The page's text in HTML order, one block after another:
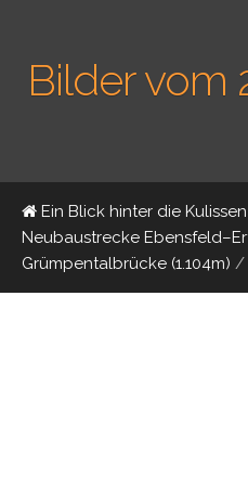
Bilder vom
Ein Blick hinter die Kulissen
Neubaustrecke
Grümpentalbrücke (1.104m) /